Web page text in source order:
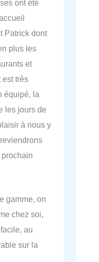
ont été
Patrick dont
plus les
et
est très
équipé, la
les jours de
à nous y
gamme, on
chez soi,
au
sur la